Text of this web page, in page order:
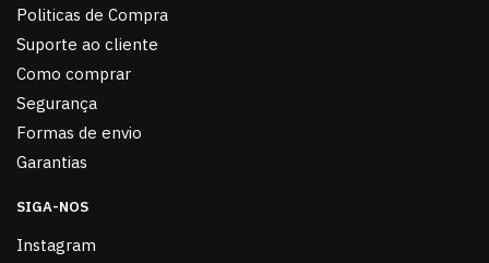
Politicas de Compra
Suporte ao cliente
Como comprar
Segurança
Formas de envio
Garantias
SIGA-NOS
Instagram